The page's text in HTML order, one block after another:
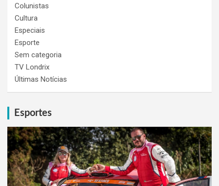
Colunistas
Cultura
Especiais
Esporte
Sem categoria
TV Londrix
Últimas Notícias
Esportes